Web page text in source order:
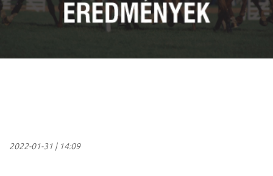
2022-01-31 | 14:09